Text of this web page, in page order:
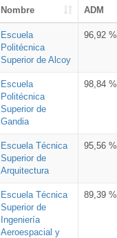
Nombre ADM
Escuela
Politécnica
Superior de Alcoy
96,92 %
Escuela
Politécnica
Superior de
Gandia
98,84 %
Escuela Técnica
Superior de
Arquitectura
95,56 %
Escuela Técnica
Superior de
Ingeniería
Aeroespacial y
89,39 %